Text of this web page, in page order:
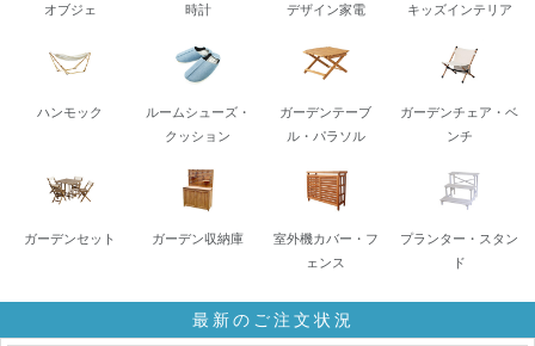
オブジェ 時計 デザイン家電 キッズインテリア
ハンモック
ルームシューズ・
クッション
ガーデンテーブ
ル・パラソル
ガーデンチェア・ベ
ンチ
ガーデンセット ガーデン収納庫
室外機カバー・フ
ェンス
プランター・スタン
ド
最新のご注文状況